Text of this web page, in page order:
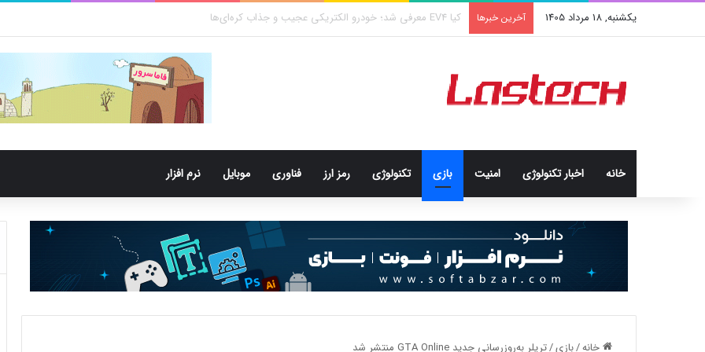
یکشنبه, 18 مرداد 1405 آخرین خبرها کشف جدید دانشمندان: برخی باکتری‌های دهان می‌توانند خطر ابتلا به آلزایمر را افزایش دهند
خانه اخبار تکنولوژی امنيت بازی تکنولوژی رمز ارز فناوری موبایل نرم افزار
خانه/بازی/تریلر به‌روزرسانی جدید GTA Online منتشر شد